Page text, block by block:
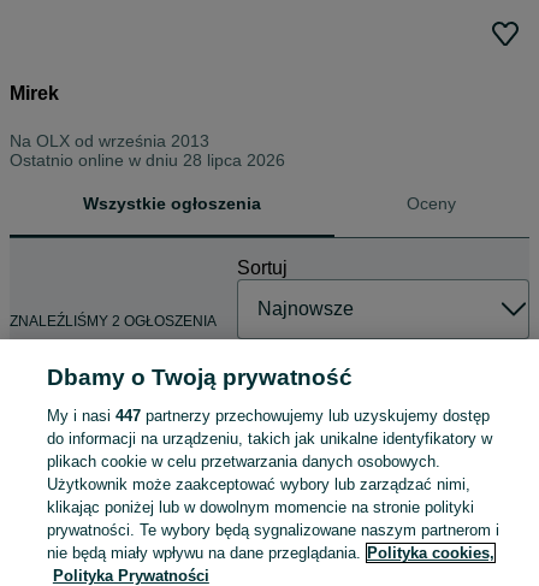
Mirek
Na OLX od września 2013
Ostatnio online w dniu 28 lipca 2026
Wszystkie ogłoszenia Oceny
ZNALEŹLIŚMY 2 OGŁOSZENIA
Sortuj
Łożysko baryłkowe SKF.
239 zł
Pabianice
28 lipca 2026
Dbamy o Twoją prywatność
My i nasi 447partnerzy przechowujemy lub uzyskujemy dostęp
do informacji na urządzeniu, takich jak unikalne identyfikatory w
plikach cookie w celu przetwarzania danych osobowych.
Użytkownik może zaakceptować wybory lub zarządzać nimi,
klikając poniżej lub w dowolnym momencie na stronie polityki
prywatności. Te wybory będą sygnalizowane naszym partnerom i
nie będą miały wpływu na dane przeglądania. Polityka cookies,
Polityka Prywatności